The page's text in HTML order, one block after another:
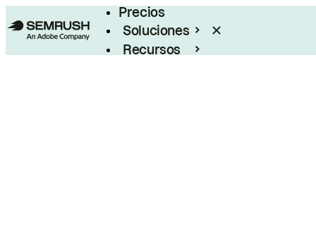
Precios
Soluciones
Recursos